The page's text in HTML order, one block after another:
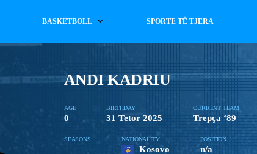
BASKETBOLL SPORTE TË TJERA
ANDI KADRIU
AGE
0
BIRTHDAY
31 Tetor 2025
CURRENT TEAM
Trepça ‘89
SEASONS NATIONALITY
Kosovo
POSITION
n/a